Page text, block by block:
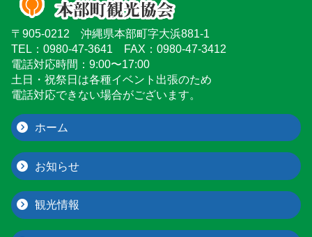
〒905-0212 沖縄県本部町字大浜881-1
TEL：0980-47-3641 FAX：0980-47-3412
電話対応時間：9:00〜17:00
土日・祝祭日は各種イベント出張のため
電話対応できない場合がございます。
ホーム
お知らせ
観光情報